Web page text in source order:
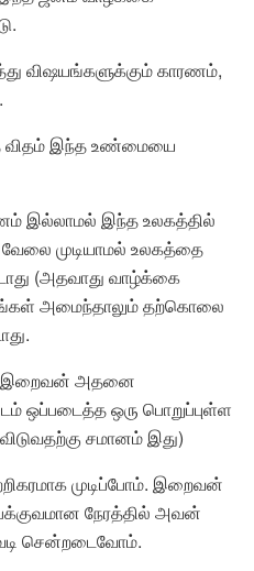
விஷயங்களுக்கும் காரணம்,
இந்த உண்மையை
இல்லாமல் இந்த உலகத்தில்
முடியாமல் உலகத்தை
(அதவாது வாழ்க்கை
அமைந்தாலும் தற்கொலை
இறைவன் அதனை
ஒப்படைத்த ஒரு பொறுப்புள்ள
சமானம் இது)
முடிப்போம். இறைவன்
நேரத்தில் அவன்
சென்றடைவோம்.